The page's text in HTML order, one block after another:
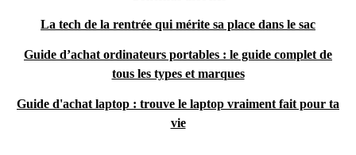
La tech de la rentrée qui mérite sa place dans le sac
Guide d’achat ordinateurs portables : le guide complet de
tous les types et marques
Guide d'achat laptop : trouve le laptop vraiment fait pour ta
vie